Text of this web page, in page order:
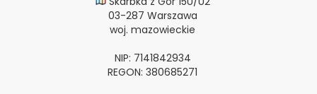
03-287 Warszawa
woj. mazowieckie
NIP: 7141842934
REGON: 380685271